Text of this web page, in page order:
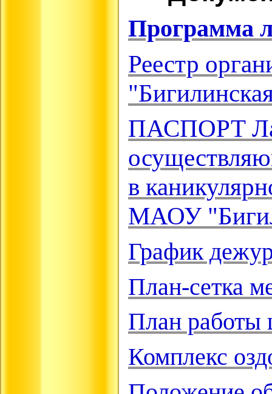
Программа
Реестр
ПАСПОРТ
в
МАОУ
График
План-сетка
План работы
Комплекс